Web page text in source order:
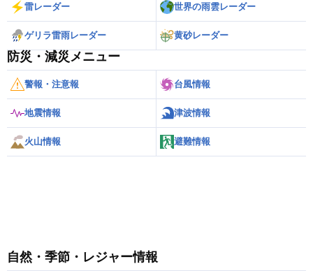
雷レーダー 世界の雨雲レーダー
ゲリラ雷雨レーダー 黄砂レーダー
防災・減災メニュー
警報・注意報 台風情報
地震情報 津波情報
火山情報 避難情報
自然・季節・レジャー情報